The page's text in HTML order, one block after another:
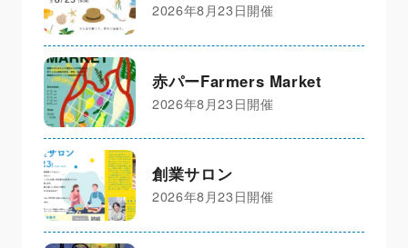
2026年8月23日開催
赤パーFarmers Market
2026年8月23日開催
創業サロン
2026年8月23日開催